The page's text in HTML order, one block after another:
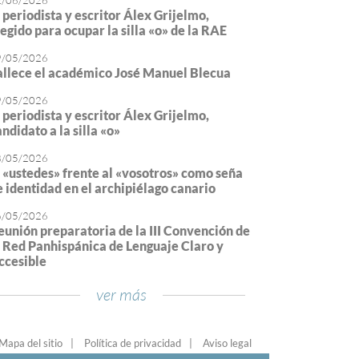
periodista y escritor Álex Grijelmo,
para ocupar la silla «o» de la RAE
05/2026
el académico José Manuel Blecua
05/2026
periodista y escritor Álex Grijelmo,
a la silla «o»
05/2026
«ustedes» frente al «vosotros» como seña
identidad en el archipiélago canario
05/2026
preparatoria de la III Convención de
Red Panhispánica de Lenguaje Claro y
ver más
Mapa del sitio Política de privacidad Aviso legal